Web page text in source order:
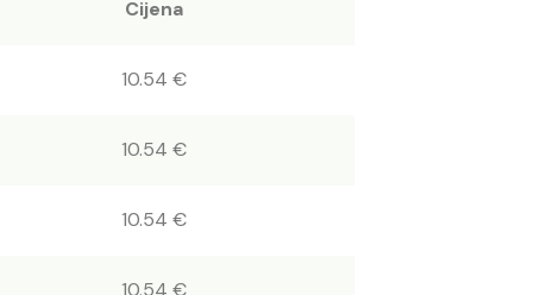
Cijena
10.54 €
10.54 €
10.54 €
10.54 €